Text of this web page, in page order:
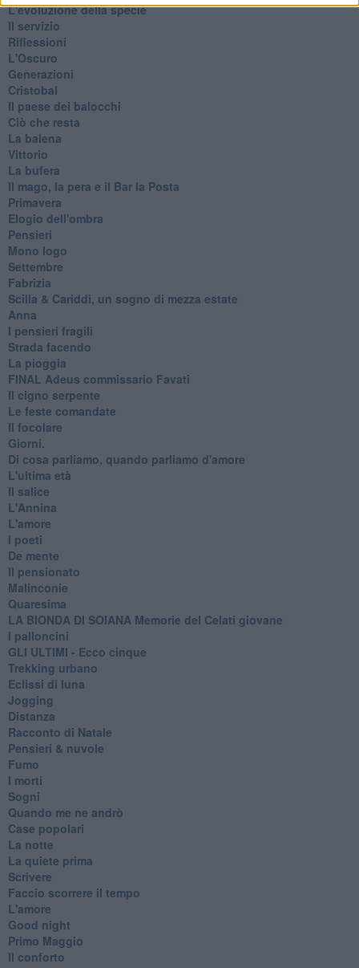
L'evoluzione della specie
Il servizio
Riflessioni
L'Oscuro
Generazioni
Cristobal
Il paese dei balocchi
Ciò che resta
La balena
Vittorio
La bufera
Il mago, la pera e il Bar la Posta
Primavera
Elogio dell'ombra
Pensieri
Mono logo
Settembre
Fabrizia
​Scilla & Cariddi, un sogno di mezza estate
Anna
I pensieri fragili
Strada facendo
La pioggia
FINAL Adeus commissario Favati
Il cigno serpente
Le feste comandate
Il focolare
Giorni.
Di cosa parliamo, quando parliamo d'amore
L'ultima età
Il salice
L'Annina
L'amore
I poeti
De mente
Il pensionato
Malinconie
Quaresima
LA BIONDA DI SOIANA Memorie del Celati giovane
I palloncini
GLI ULTIMI - Ecco cinque
Trekking urbano
Eclissi di luna
Jogging
Distanza
Racconto di Natale
Pensieri & nuvole
Fumo
I morti
Sogni
Quando me ne andrò
Case popolari
La notte
La quiete prima
Scrivere
Faccio scorrere il tempo
L'amore
Good night
Primo Maggio
Il conforto